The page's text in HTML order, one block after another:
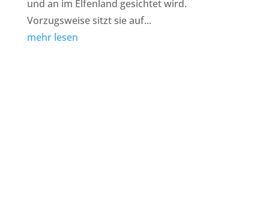
und an im Elfenland gesichtet wird.
Vorzugsweise sitzt sie auf...
mehr lesen